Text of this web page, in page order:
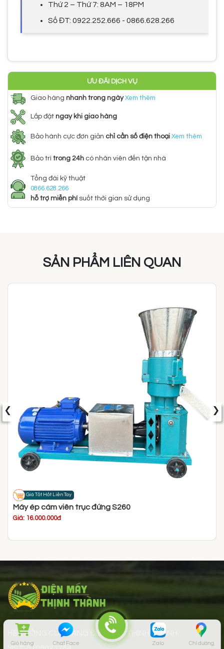
Giỏ hàng Chat Face Zalo Chỉ đường
Thứ 2 – Thứ 7: 8AM – 18PM
Số ĐT: 0922.252.666 - 0866.628.266
ƯU ĐÃI DỊCH VỤ
Giao hàng nhanh trong ngày Xem thêm
Lắp đặt ngay khi giao hàng
Bảo hành cực đơn giản chỉ cần số điện thoại Xem thêm
Bảo trì trong 24h có nhân viên đến tận nhà
Tổng đài kỹ thuật
0866.628.266
hỗ trợ miễn phí suốt thời gian sử dụng
SẢN PHẨM LIÊN QUAN
Giá Tốt Hốt Liền Tay
Máy ép cám viên trục đứng S260
Giá: 16.000.000đ
‹ ›
HỆ THỐNG CỦA HÀNG ĐIỆN MÁY THỊNH THÀNH